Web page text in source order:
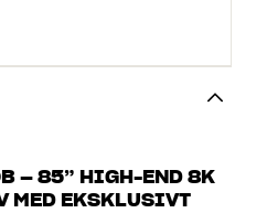
– 85” HIGH-END 8K
MED EKSKLUSIVT